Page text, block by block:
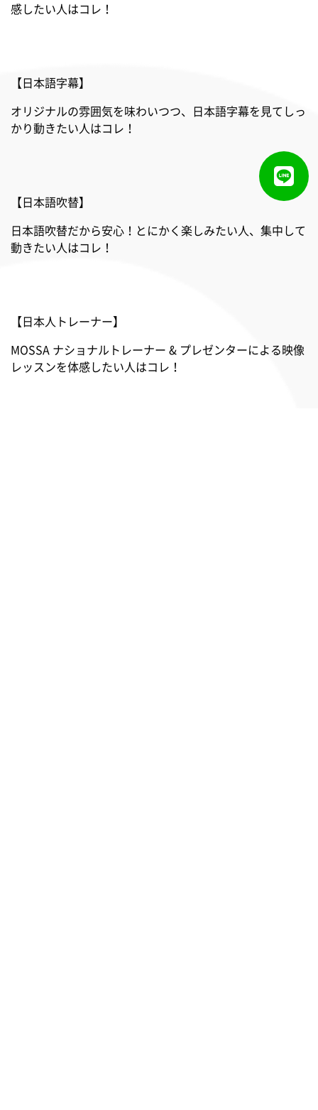
10.RECOVERY
11.BONUS TRICEPS
12.BONUS SHOULDERS
感したい人はコレ！
【日本語字幕】
オリジナルの雰囲気を味わいつつ、日本語字幕を見てしっ
かり動きたい人はコレ！
【日本語吹替】
日本語吹替だから安心！とにかく楽しみたい人、集中して
動きたい人はコレ！
【日本人トレーナー】
MOSSA ナショナルトレーナー & プレゼンターによる映像
レッスンを体感したい人はコレ！